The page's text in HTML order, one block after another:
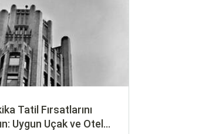
hakkında ipuçlarını
şekilde ele alacağız.
Tatil Fırsatlarını
Uygun Uçak ve Otel